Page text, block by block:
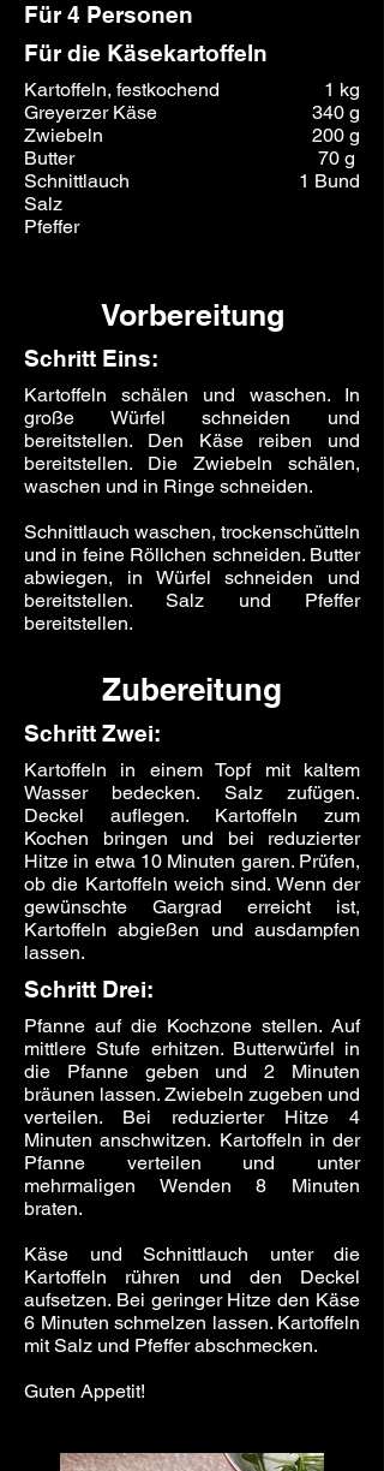
Für 4 Personen
Für die Käsekartoffeln
Kartoffeln, festkochend
Greyerzer Käse
Zwiebeln
Butter
Schnittlauch
Salz
Pfeffer
1 kg
340 g
200 g
70 g
1 Bund
Vorbereitung
Schritt Eins:
Kartoffeln schälen und waschen. In
große Würfel schneiden und
bereitstellen. Den Käse reiben und
bereitstellen. Die Zwiebeln schälen,
waschen und in Ringe schneiden.
Schnittlauch waschen, trockenschütteln
und in feine Röllchen schneiden. Butter
abwiegen, in Würfel schneiden und
bereitstellen. Salz und Pfeffer
bereitstellen.
Zubereitung
Schritt Zwei:
Kartoffeln in einem Topf mit kaltem
Wasser bedecken. Salz zufügen.
Deckel auflegen. Kartoffeln zum
Kochen bringen und bei reduzierter
Hitze in etwa 10 Minuten garen. Prüfen,
ob die Kartoffeln weich sind. Wenn der
gewünschte Gargrad erreicht ist,
Kartoffeln abgießen und ausdampfen
lassen.
Schritt Drei:
Pfanne auf die Kochzone stellen. Auf
mittlere Stufe erhitzen. Butterwürfel in
die Pfanne geben und 2 Minuten
bräunen lassen. Zwiebeln zugeben und
verteilen. Bei reduzierter Hitze 4
Minuten anschwitzen. Kartoffeln in der
Pfanne verteilen und unter
mehrmaligen Wenden 8 Minuten
braten.
Käse und Schnittlauch unter die
Kartoffeln rühren und den Deckel
aufsetzen. Bei geringer Hitze den Käse
6 Minuten schmelzen lassen. Kartoffeln
mit Salz und Pfeffer abschmecken.
Guten Appetit!